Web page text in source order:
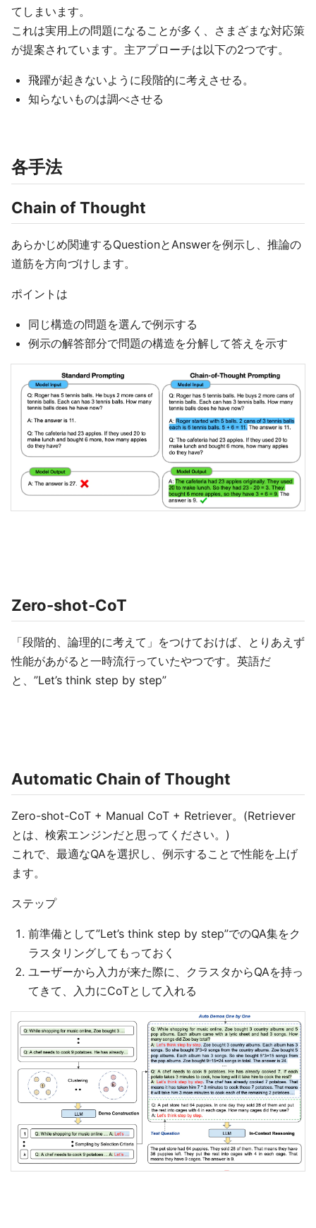
てしまいます。
これは実用上の問題になることが多く、さまざまな対応策
が提案されています。主アプローチは以下の2つです。
飛躍が起きないように段階的に考えさせる。
知らないものは調べさせる
各手法
Chain of Thought
あらかじめ関連するQuestionとAnswerを例示し、推論の
道筋を方向づけします。
ポイントは
同じ構造の問題を選んで例示する
例示の解答部分で問題の構造を分解して答えを示す
Zero-shot-CoT
「段階的、論理的に考えて」をつけておけば、とりあえず
性能があがると一時流行っていたやつです。英語だ
と、”Let’s think step by step”
Automatic Chain of Thought
Zero-shot-CoT + Manual CoT + Retriever。(Retriever
とは、検索エンジンだと思ってください。)
これで、最適なQAを選択し、例示することで性能を上げ
ます。
ステップ
前準備として”Let’s think step by step”でのQA集をク
ラスタリングしてもっておく
ユーザーから入力が来た際に、クラスタからQAを持っ
てきて、入力にCoTとして入れる